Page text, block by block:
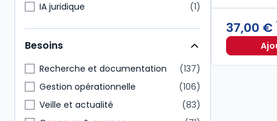
Commissaire aux comptes
65
Administratif et financier
62
Conseiller en gestion patrimoine
24
IA juridique 1
Besoins
Recherche et documentation
137
Gestion opérationnelle
106
Veille et actualité
83
37,00 €